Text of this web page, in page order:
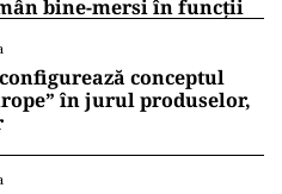
bine-mersi în funcții
conceptul
în jurul produselor,